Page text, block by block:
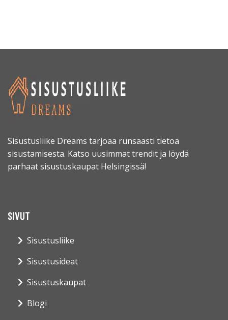
Sisustusliike Dreams tarjoaa runsaasti tietoa
sisustamisesta. Katso uusimmat trendit ja löydä
parhaat sisustuskaupat Helsingissä!
SIVUT
Sisustusliike
Sisustusideat
Sisustuskaupat
Blogi